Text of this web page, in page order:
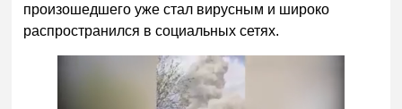
произошедшего уже стал вирусным и широко
распространился в социальных сетях.